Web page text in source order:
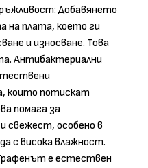
Добавянето
на плата, което ги
и износване. Това
Антибактериални
които потискат
помага за
свежест, особено в
с висока влажност.
е естествен